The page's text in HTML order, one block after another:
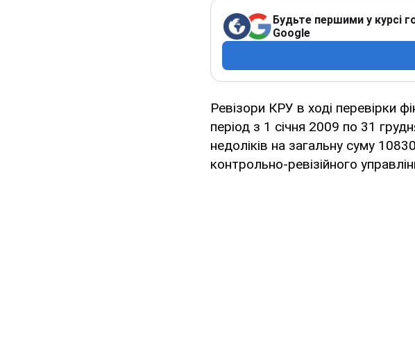
Будьте першими у курсі
Google
Ревізори КРУ в ході перевірки
період з 1 січня 2009 по 31
недоліків на загальну суму
контрольно-ревізійного